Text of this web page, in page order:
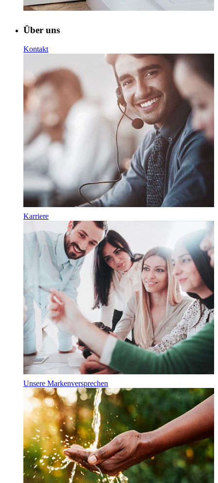
Über uns
Kontakt
Karriere
Unsere Markenversprechen